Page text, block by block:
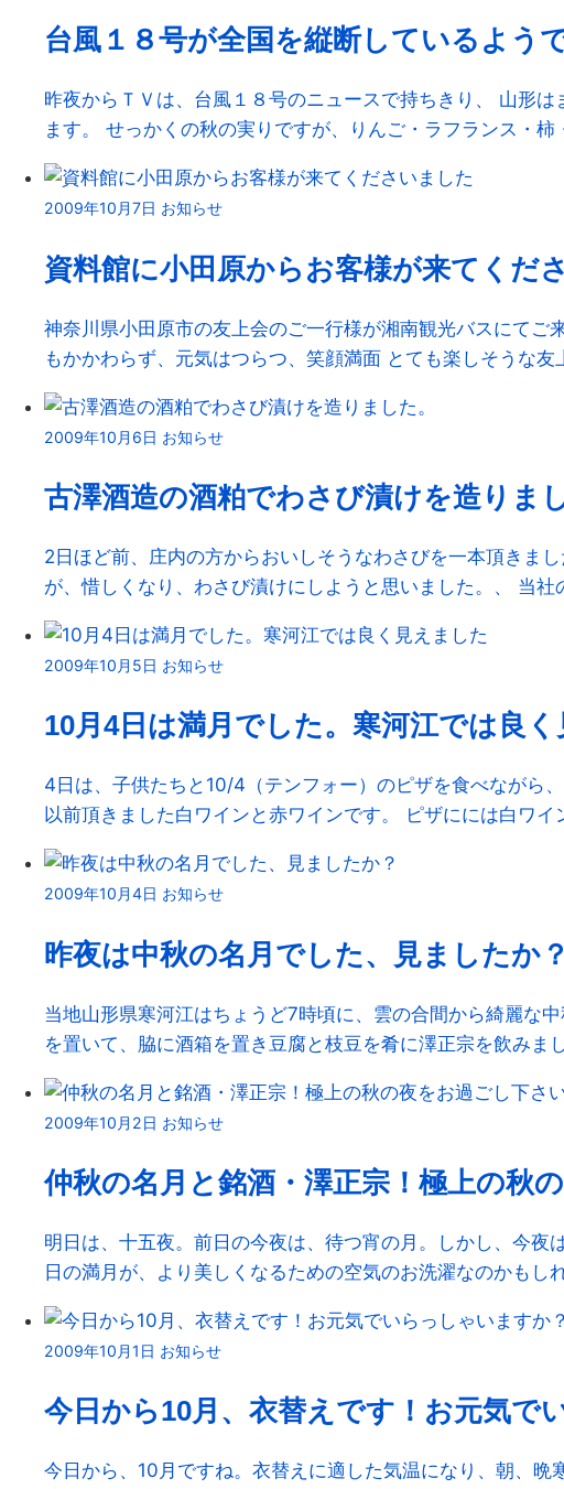
台風１８号が全国を縦断しているよう
昨夜からＴＶは、台風１８号のニュースで持ちきり、 山形
ます。 せっかくの秋の実りですが、りんご・ラフランス・
2009年10月7日 お知らせ
資料館に小田原からお客様が来てくだ
神奈川県小田原市の友上会のご一行様が湘南観光バスにて
もかかわらず、元気はつらつ、笑顔満面 とても楽しそうな
2009年10月6日 お知らせ
古澤酒造の酒粕でわさび漬けを造りまし
2日ほど前、庄内の方からおいしそうなわさびを一本頂きま
が、惜しくなり、わさび漬けにしようと思いました。、 当
2009年10月5日 お知らせ
10月4日は満月でした。寒河江では良
4日は、子供たちと10/4（テンフォー）のピザを食べながら
以前頂きました白ワインと赤ワインです。 ピザにには白ワ
2009年10月4日 お知らせ
昨夜は中秋の名月でした、見ましたか？
当地山形県寒河江はちょうど7時頃に、雲の合間から綺麗な
を置いて、脇に酒箱を置き豆腐と枝豆を肴に澤正宗を飲みま
2009年10月2日 お知らせ
仲秋の名月と銘酒・澤正宗！極上の秋
明日は、十五夜。前日の今夜は、待つ宵の月。しかし、今
日の満月が、より美しくなるための空気のお洗濯なのかもし
2009年10月1日 お知らせ
今日から10月、衣替えです！お元気で
今日から、10月ですね。衣替えに適した気温になり、朝、